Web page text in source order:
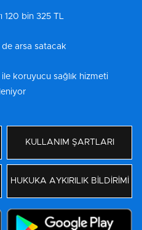
120 bin 325 TL
de arsa satacak
ile koruyucu sağlık hizmeti
KULLANIM ŞARTLARI
HUKUKA AYKIRILIK BİLDİRİMİ